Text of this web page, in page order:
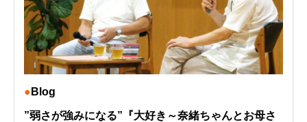
Blog
”弱さが強みになる”『大好き～奈緒ちゃんとお母さ